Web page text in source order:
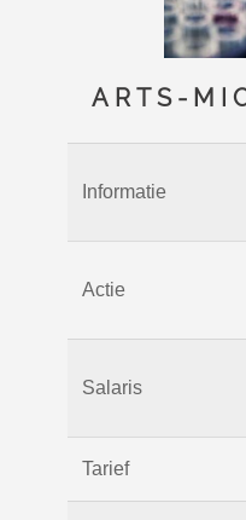
ARTS-
Informatie
Actie
Salaris
Tarief